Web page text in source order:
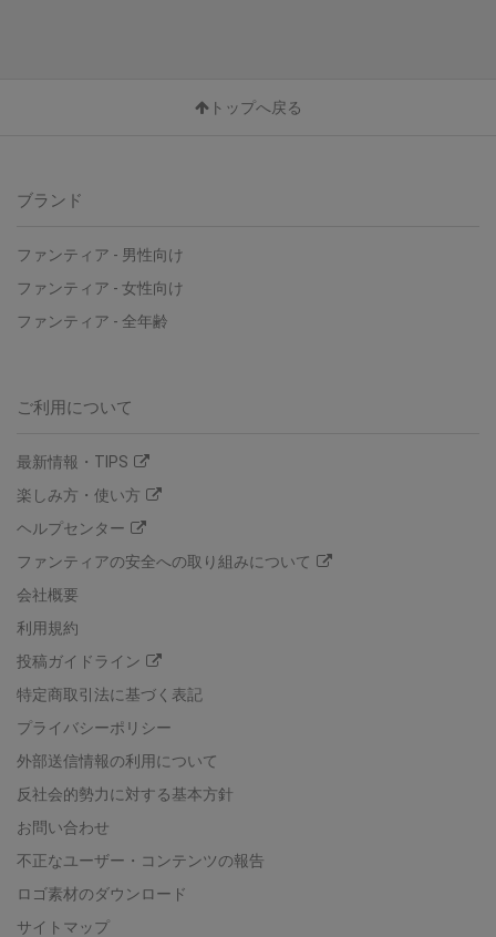
トップへ戻る
ブランド
ファンティア - 男性向け
ファンティア - 女性向け
ファンティア - 全年齢
ご利用について
最新情報・TIPS
楽しみ方・使い方
ヘルプセンター
ファンティアの安全への取り組みについて
会社概要
利用規約
投稿ガイドライン
特定商取引法に基づく表記
プライバシーポリシー
外部送信情報の利用について
反社会的勢力に対する基本方針
お問い合わせ
不正なユーザー・コンテンツの報告
ロゴ素材のダウンロード
サイトマップ